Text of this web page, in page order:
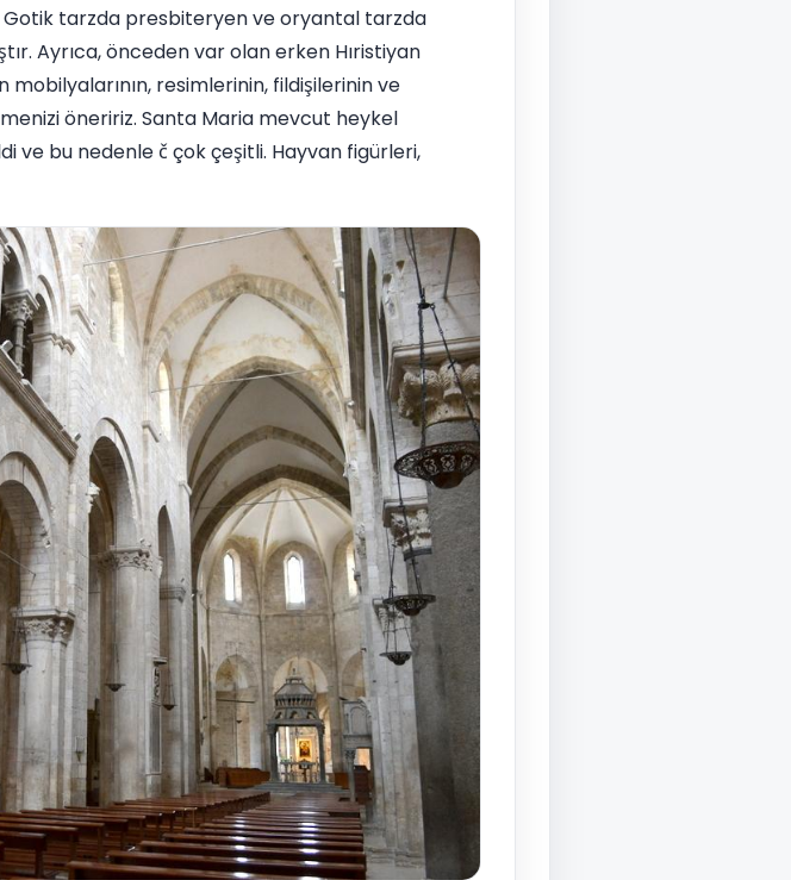
Gotik tarzda presbiteryen ve oryantal tarzda
Ayrıca, önceden var olan erken Hıristiyan
mobilyalarının, resimlerinin, fildişilerinin ve
öneririz. Santa Maria mevcut heykel
ve bu nedenle č çok çeşitli. Hayvan figürleri,